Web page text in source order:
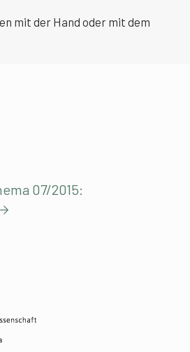
mit der Hand oder mit dem
07/2015: